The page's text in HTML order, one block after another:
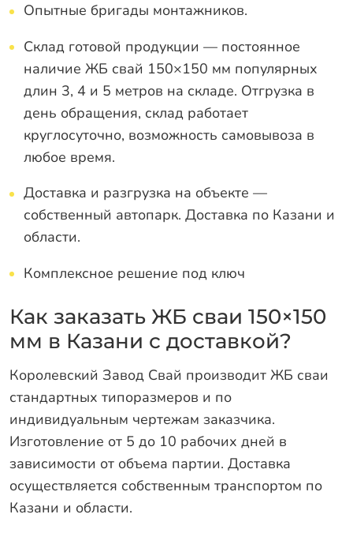
Опытные бригады монтажников.
Склад готовой продукции — постоянное
наличие ЖБ свай 150×150 мм популярных
длин 3, 4 и 5 метров на складе. Отгрузка в
день обращения, склад работает
круглосуточно, возможность самовывоза в
любое время.
Доставка и разгрузка на объекте —
собственный автопарк. Доставка по Казани и
области.
Комплексное решение под ключ
Как заказать ЖБ сваи 150×150
мм в Казани с доставкой?
Королевский Завод Свай производит ЖБ сваи
стандартных типоразмеров и по
индивидуальным чертежам заказчика.
Изготовление от 5 до 10 рабочих дней в
зависимости от объема партии. Доставка
осуществляется собственным транспортом по
Казани и области.